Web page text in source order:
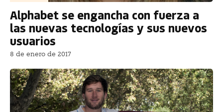
Alphabet se engancha con fuerza a
las nuevas tecnologías y sus nuevos
usuarios
8 de enero de 2017